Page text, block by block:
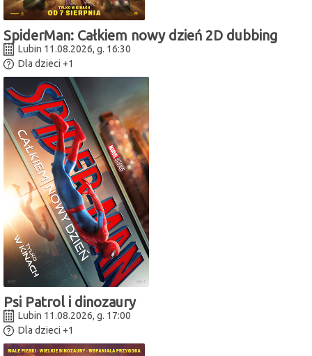
SpiderMan: Całkiem nowy dzień 2D dubbing
Lubin 11.08.2026, g. 16:30
Dla dzieci +1
Psi Patrol i dinozaury
Lubin 11.08.2026, g. 17:00
Dla dzieci +1